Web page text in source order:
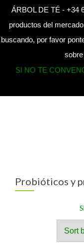
ÁRBOL DE TÉ - +34
productos del
buscando, por favor
SI NO TE
Home» Probióticos
Probióticos y